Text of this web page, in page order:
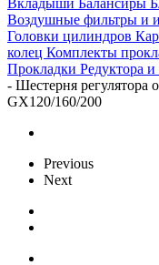
Воздушные фильтры и
Головки цилиндров
колец Комплекты
Прокладки Редуктора и
- Шестерня регулятора
GX120/160/200
Previous
Next